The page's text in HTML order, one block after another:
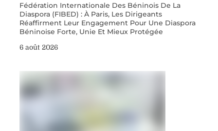
Fédération Internationale Des Béninois De La
Diaspora (FIBED) : À Paris, Les Dirigeants
Réaffirment Leur Engagement Pour Une Diaspora
Béninoise Forte, Unie Et Mieux Protégée
6 août 2026